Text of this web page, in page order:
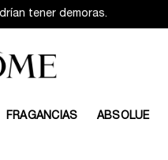
tener demoras.
FRAGANCIAS ABSOLUE